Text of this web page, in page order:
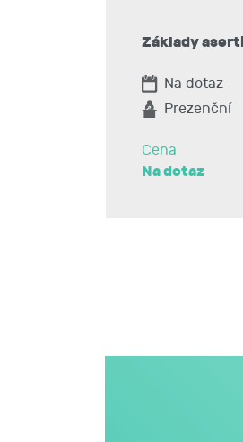
Základy
Na dotaz
Prezenční
Cena
Na dotaz